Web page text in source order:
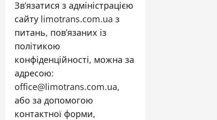
Зв’язатися з адміністрацією
сайту limotrans.com.ua з
питань, пов’язаних із
політикою
конфіденційності, можна за
адресою:
office@limotrans.com.ua,
або за допомогою
контактної форми,